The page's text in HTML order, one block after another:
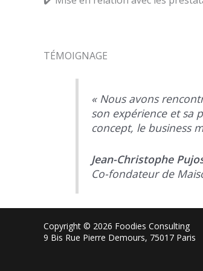
TÉMOIGNAGE
« Nous avons
son expérience et sa
concept, le business
Jean-Christophe
Co-fondateur de
Copyright © 2026 Foodies Consulting
9 Bis Rue Pierre Demours, 75017 Paris